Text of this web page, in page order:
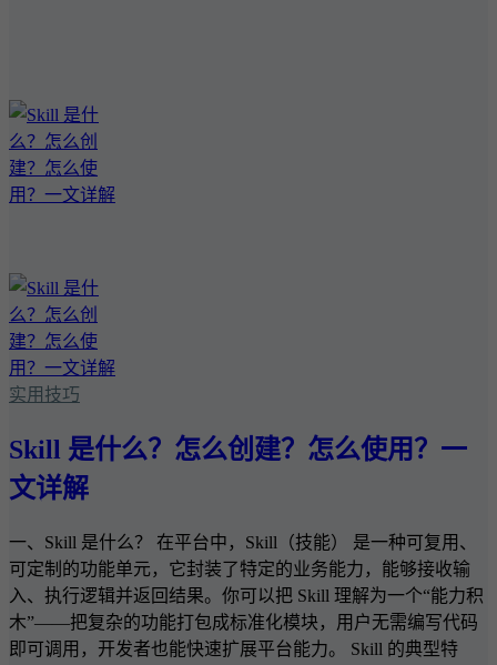
实用技巧
Skill 是什么？怎么创建？怎么使用？一
文详解
一、Skill 是什么？ 在平台中，Skill（技能） 是一种可复用、
可定制的功能单元，它封装了特定的业务能力，能够接收输
入、执行逻辑并返回结果。你可以把 Skill 理解为一个“能力积
木”——把复杂的功能打包成标准化模块，用户无需编写代码
即可调用，开发者也能快速扩展平台能力。 Skill 的典型特